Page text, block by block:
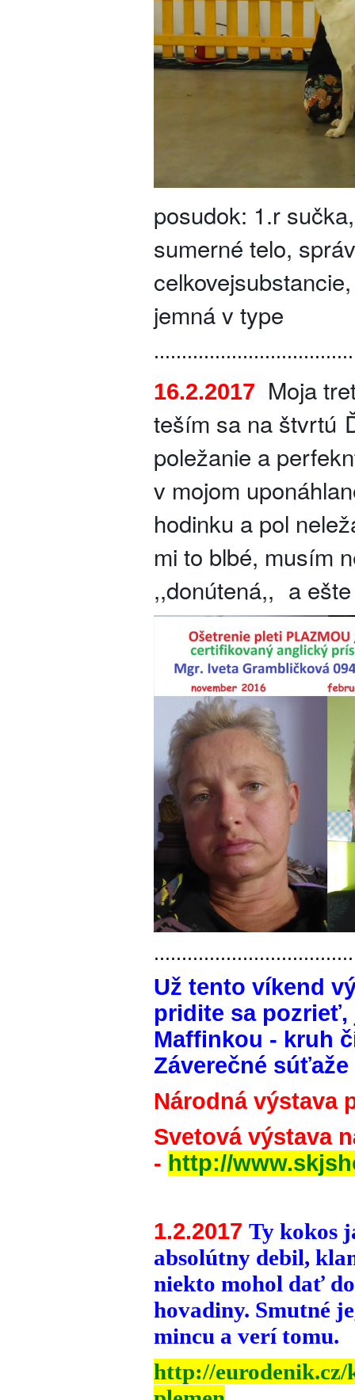
posudok: 1.r
sumerné telo,
jemná v type
16.2.2017 Moja
teším sa na štvrtú
poležanie a
v mojom
hodinku a pol
mi to blbé, musím
,,donútená,, a
Už tento víkend
pridite sa pozrieť,
Maffinkou - kruh
Záverečné
Národná výstava
Svetová výstava
- http://
1.2.2017 Ty kokos
absolútny debil,
niekto mohol dať
hovadiny. Smutné
mincu a verí tomu.
http://eurodenik.cz/